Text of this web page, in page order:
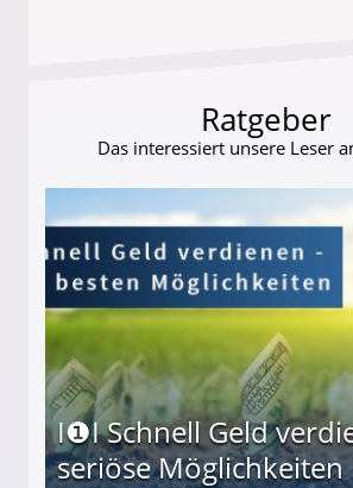
Ratgeber
Das interessiert unsere Leser
I❶I Schnell Geld
seriöse Möglichkeiten